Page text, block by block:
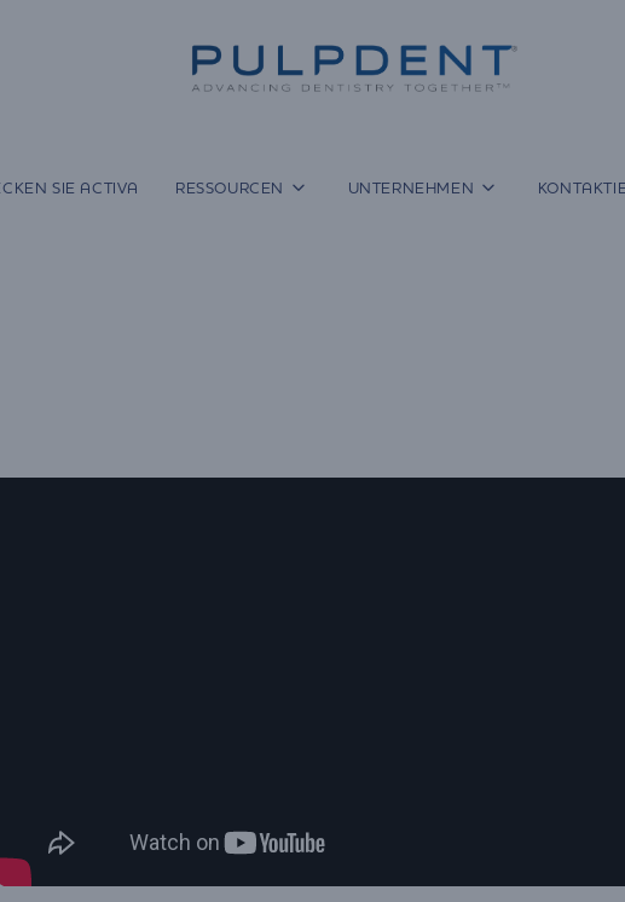
SIE ACTIVA RESSOURCEN UNTERNEHMEN